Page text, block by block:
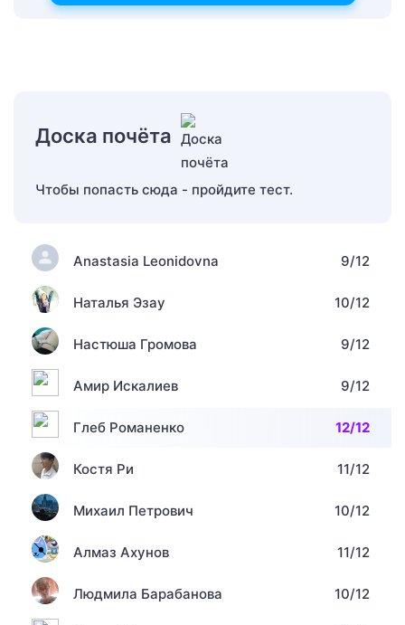
Доска почёта
Чтобы попасть сюда - пройдите тест.
Anastasia Leonidovna 9/12
Наталья Эзау 10/12
Настюша Громова 9/12
Амир Искалиев 9/12
Глеб Романенко 12/12
Костя Ри 11/12
Михаил Петрович 10/12
Алмаз Ахунов 11/12
Людмила Барабанова 10/12